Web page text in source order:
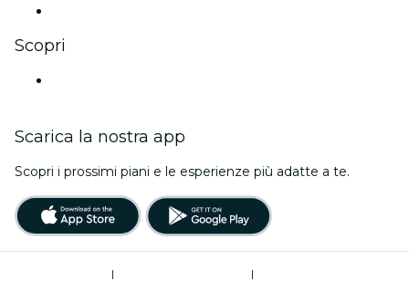
Scopri
Scarica la nostra app
Scopri i prossimi piani e le esperienze più adatte a te.
| |